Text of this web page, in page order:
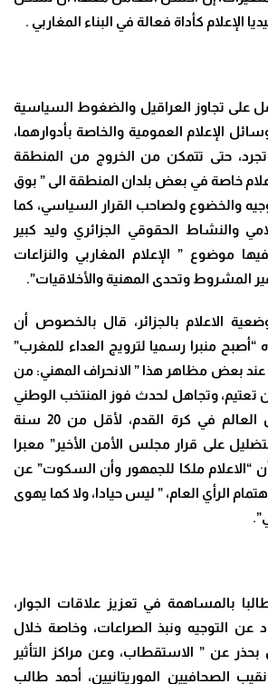
الإعلام كأداة فعالة في البناء المغاربي .
على تجاوز العراقيل والضغوط السياسية
الإعلام العمومية والخاصة بأدوارهما،
حتى تتمكن من الخروج من المنطقة
خاصة في بعض بلدان المنطقة الى ” بوق
والخضوع ولصاحب القرار السياسي، كما
والنشاط الحقوقي الجزائري وليد كبير
موضوع ” الإعلام المغاربي والنزاعات
غير المشروط وتحدى المهنية والأخلاقيات”.
الاعلام بالجزائر، قال بالخصوص أن
“أصبح منبرا رسميا لترويج العداء للمغرب”
بعض مظاهر هذا ” الانحراف المهني: من
تعتيم، وتجاهل لحدث فوز المنتخب الوطني
المغربي مؤخرا بكأس العالم في كرة القدم، لأقل من 20 سنة
على قرار مجلس الأمن الأخير” معبرا
“الاعلام ملكا للجمهور وأن السكوت” عن
الرأي العام، ” ليس حيادا، ولا كما يهوى
بالمساهمة في تعزيز علاقات الجوار،
عن التوجيه ونبذ الصراعات، وخاصة خلال
بحذر عن ” الاستقطاب، وعن مراكز التأثير
الصحافيين الموريتانيين، أحمد طالب